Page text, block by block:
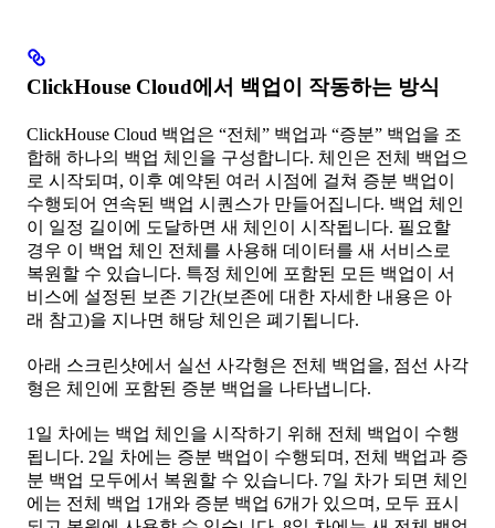
ClickHouse Cloud에서 백업이 작동하는 방식
ClickHouse Cloud 백업은 “전체” 백업과 “증분” 백업을 조
합해 하나의 백업 체인을 구성합니다. 체인은 전체 백업으
로 시작되며, 이후 예약된 여러 시점에 걸쳐 증분 백업이
수행되어 연속된 백업 시퀀스가 만들어집니다. 백업 체인
이 일정 길이에 도달하면 새 체인이 시작됩니다. 필요할
경우 이 백업 체인 전체를 사용해 데이터를 새 서비스로
복원할 수 있습니다. 특정 체인에 포함된 모든 백업이 서
비스에 설정된 보존 기간(보존에 대한 자세한 내용은 아
래 참고)을 지나면 해당 체인은 폐기됩니다.
아래 스크린샷에서 실선 사각형은 전체 백업을, 점선 사각
형은 체인에 포함된 증분 백업을 나타냅니다.
1일 차에는 백업 체인을 시작하기 위해 전체 백업이 수행
됩니다. 2일 차에는 증분 백업이 수행되며, 전체 백업과 증
분 백업 모두에서 복원할 수 있습니다. 7일 차가 되면 체인
에는 전체 백업 1개와 증분 백업 6개가 있으며, 모두 표시